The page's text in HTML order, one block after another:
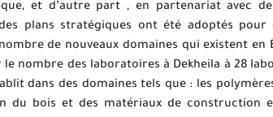
et d’autre part , en partenariat avec
plans stratégiques ont été adoptés
de nouveaux domaines qui existent
nombre des laboratoires à Dekheila à 28
dans des domaines tels que : les
du bois et des matériaux de